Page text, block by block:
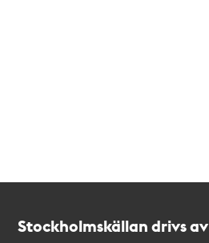
Stockholmskällan drivs av